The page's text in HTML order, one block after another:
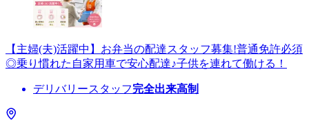
【主婦(夫)活躍中】お弁当の配達スタッフ募集!普通免許必須
◎乗り慣れた自家用車で安心配達♪子供を連れて働ける！
デリバリースタッフ完全出来高制